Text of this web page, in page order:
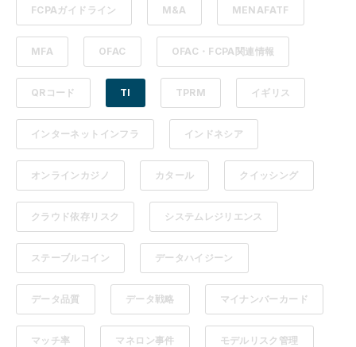
FCPAガイドライン M&A MENAFATF
MFA OFAC OFAC・FCPA関連情報
QRコード TI TPRM イギリス
インターネットインフラ インドネシア
オンラインカジノ カタール クイッシング
クラウド依存リスク システムレジリエンス
ステーブルコイン データハイジーン
データ品質 データ戦略 マイナンバーカード
マッチ率 マネロン事件 モデルリスク管理